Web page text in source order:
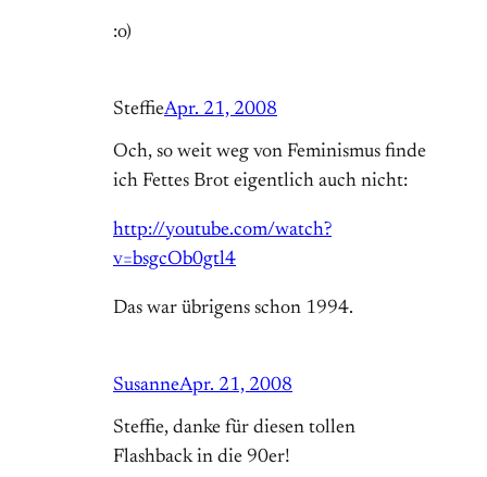
:o)
SteffieApr. 21, 2008
Och, so weit weg von Feminismus finde
ich Fettes Brot eigentlich auch nicht:
http://youtube.com/watch?
v=bsgcOb0gtl4
Das war übrigens schon 1994.
SusanneApr. 21, 2008
Steffie, danke für diesen tollen
Flashback in die 90er!